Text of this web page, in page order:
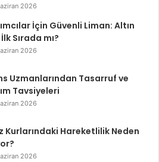
2026
İçin Güvenli Liman: Altın
Sırada mı?
2026
Uzmanlarından Tasarruf ve
Tavsiyeleri
2026
Kurlarındaki Hareketlilik Neden
2026